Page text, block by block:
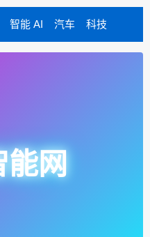
智能 AI 汽车 科技
网